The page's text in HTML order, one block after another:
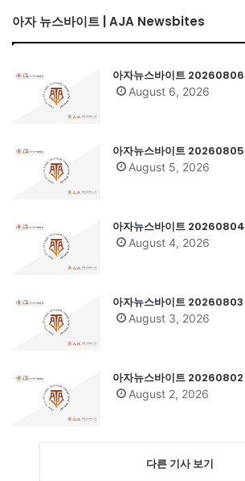
아자 뉴스바이트 | AJA Newsbites
아자뉴스바이트 20260806
August 6, 2026
아자뉴스바이트 20260805
August 5, 2026
아자뉴스바이트 20260804
August 4, 2026
아자뉴스바이트 20260803
August 3, 2026
아자뉴스바이트 20260802
August 2, 2026
다른 기사 보기